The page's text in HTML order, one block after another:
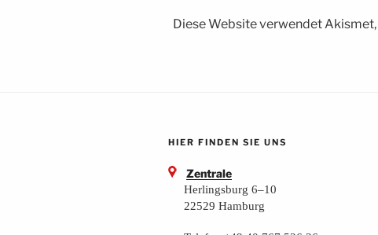
Diese Website verwendet
HIER FINDEN SIE UNS
Zentrale
Herlingsburg 6–10
22529 Hamburg